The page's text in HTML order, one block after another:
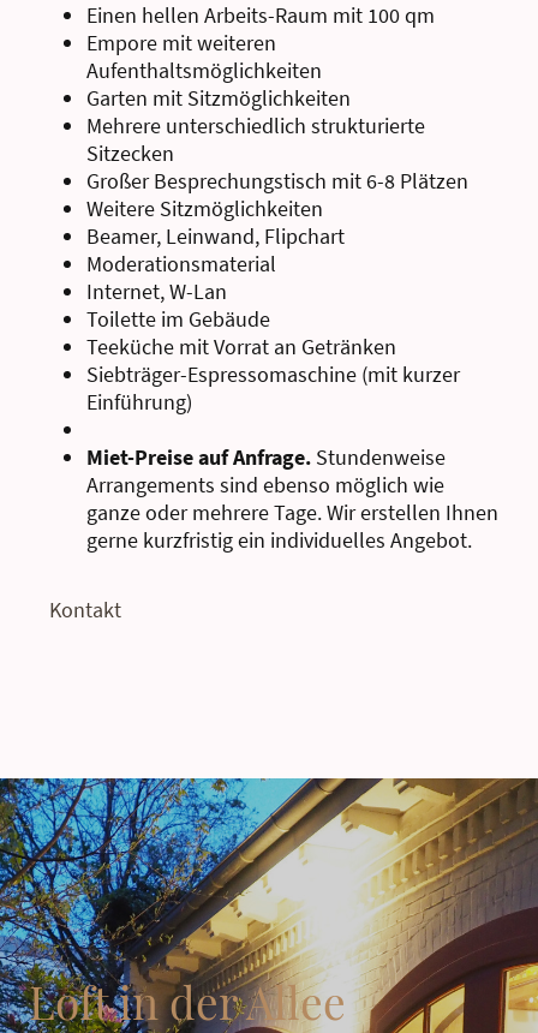
Einen hellen Arbeits-Raum mit 100 qm
Empore mit weiteren
Aufenthaltsmöglichkeiten
Garten mit Sitzmöglichkeiten
Mehrere unterschiedlich strukturierte
Sitzecken
Großer Besprechungstisch mit 6-8 Plätzen
Weitere Sitzmöglichkeiten
Beamer, Leinwand, Flipchart
Moderationsmaterial
Internet, W-Lan
Toilette im Gebäude
Teeküche mit Vorrat an Getränken
Siebträger-Espressomaschine (mit kurzer
Einführung)
Miet-Preise auf Anfrage. Stundenweise
Arrangements sind ebenso möglich wie
ganze oder mehrere Tage. Wir erstellen Ihnen
gerne kurzfristig ein individuelles Angebot.
Kontakt
Loft in der Allee